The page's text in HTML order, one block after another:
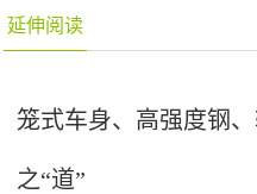
延伸阅读
笼式车身、高强度钢
之“道”